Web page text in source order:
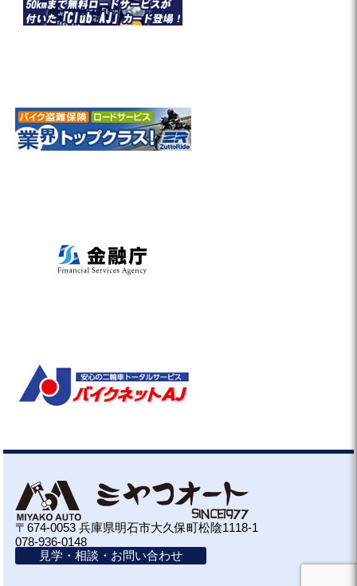
〒674-0053 兵庫県明石市大久保町松陰1118-1
078-936-0148
見学・相談・お問い合わせ